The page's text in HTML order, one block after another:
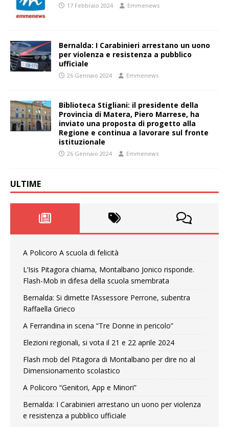
17 Febbraio 2024 Emmenews
Bernalda: I Carabinieri arrestano un uono
per violenza e resistenza a pubblico
ufficiale
26 Gennaio 2024 Emmenews
Biblioteca Stigliani: il presidente della
Provincia di Matera, Piero Marrese, ha
inviato una proposta di progetto alla
Regione e continua a lavorare sul fronte
istituzionale
26 Gennaio 2024 Emmenews
ULTIME
A Policoro A scuola di felicità
L’Isis Pitagora chiama, Montalbano Jonico risponde.
Flash-Mob in difesa della scuola smembrata
Bernalda: Si dimette l’Assessore Perrone, subentra
Raffaella Grieco
A Ferrandina in scena “Tre Donne in pericolo”
Elezioni regionali, si vota il 21 e 22 aprile 2024
Flash mob del Pitagora di Montalbano per dire no al
Dimensionamento scolastico
A Policoro “Genitori, App e Minori”
Bernalda: I Carabinieri arrestano un uono per violenza
e resistenza a pubblico ufficiale